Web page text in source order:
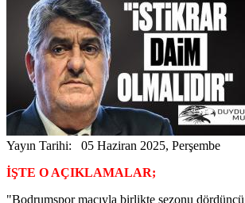
Yayın Tarihi: 05 Haziran 2025, Perşembe
İŞTE O AÇIKLAMALAR;
"Bodrumspor maçıyla birlikte sezonu